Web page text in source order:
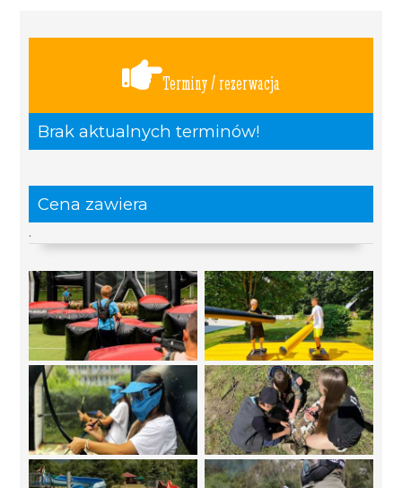
Terminy / rezerwacja
Brak aktualnych terminów!
Cena zawiera
.